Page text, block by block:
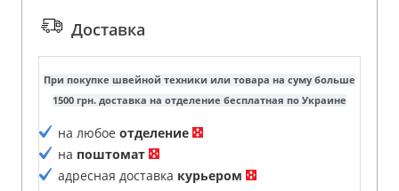
Доставка
При покупке швейной техники или товара на суму больше
1500 грн. доставка на отделение бесплатная по Украине
на любое отделение
на поштомат
адресная доставка курьером